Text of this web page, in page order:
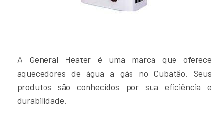
A General Heater é uma marca que oferece
aquecedores de água a gás no Cubatão. Seus
produtos são conhecidos por sua eficiência e
durabilidade.